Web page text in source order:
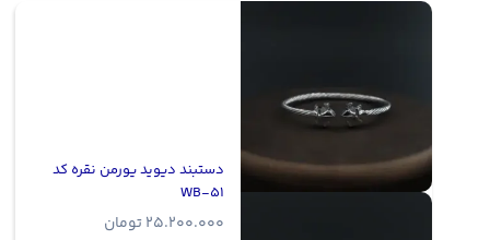
دستبند دیوید یورمن نقره کد
WB-51
25.200.000 تومان